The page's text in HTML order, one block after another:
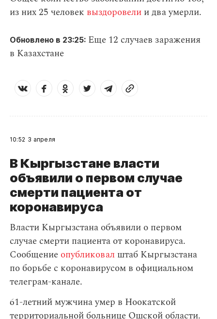
из них 25 человек выздоровели и два умерли.
Обновлено в 23:25: Еще 12 случаев заражения
в Казахстане
10:52 3 апреля
В Кыргызстане власти
объявили о первом случае
смерти пациента от
коронавируса
Власти Кыргызстана объявили о первом
случае смерти пациента от коронавируса.
Сообщение опубликовал штаб Кыргызстана
по борьбе с коронавирусом в официальном
телеграм-канале.
61-летний мужчина умер в Ноокатской
территориальной больнице Ошской области.